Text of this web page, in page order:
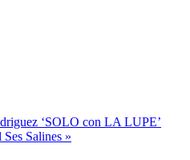
‘SOLO con LA LUPE’
Salines »